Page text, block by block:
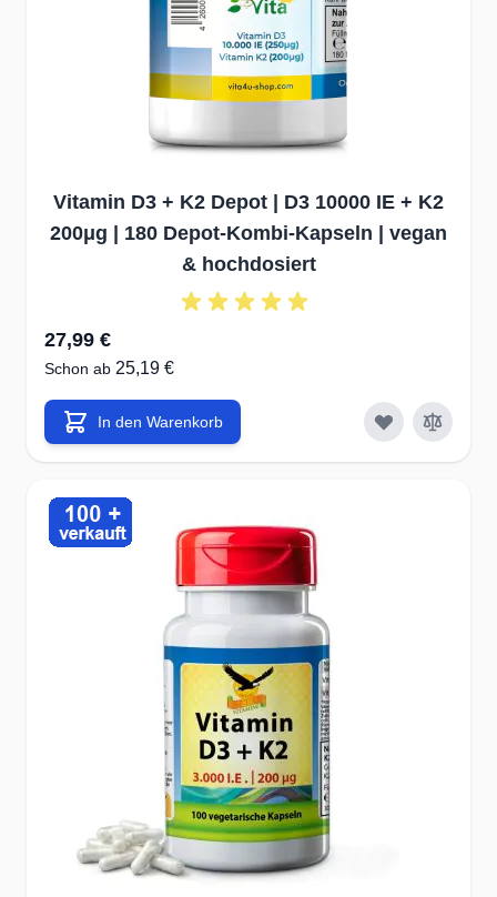
Vitamin D3 + K2 Depot | D3 10000 IE + K2
200μg | 180 Depot-Kombi-Kapseln | vegan
& hochdosiert
27,99 €
Schon ab 25,19 €
In den Warenkorb